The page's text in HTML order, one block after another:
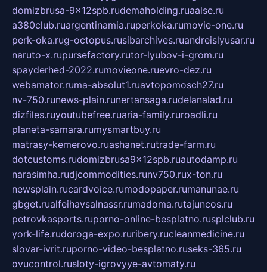
domizbrusa-9x12spb.rudemaholding.ruaalse.ru
a380club.ruargentinamia.ruperkoka.rumovie-one.ru
perk-oka.rug-octopus.rusibarchives.ruandreislyusar.ru
naruto-x.rupursefactory.rutor-lyubov-i-grom.ru
spayderhed-2022.rumovieone.ruevro-dez.ru
webamator.ruma-absolut1.ruavtopomosch27.ru
nv-750.runews-plain.runertansaga.rudelanalad.ru
dizfiles.ruyoutubefree.ruaria-family.ruroadli.ru
planeta-samara.rumysmartbuy.ru
matrasy-kemerovo.ruashanet.rutrade-farm.ru
dotcustoms.rudomizbrusa9x12spb.ruautodamp.ru
narasimha.rudjcommodities.runv750.rux-ton.ru
newsplain.rucardvoice.rumodopaper.rumanunae.ru
gbget.rualfeihavsalnassr.rumadoma.rutajuncos.ru
petrovkasports.ruporno-online-besplatno.rusplclub.ru
york-life.rudoroga-expo.ruribery.rucleanmedicine.ru
slovar-ivrit.ruporno-video-besplatno.ruseks-365.ru
ovucontrol.rusloty-igrovyye-avtomaty.ru